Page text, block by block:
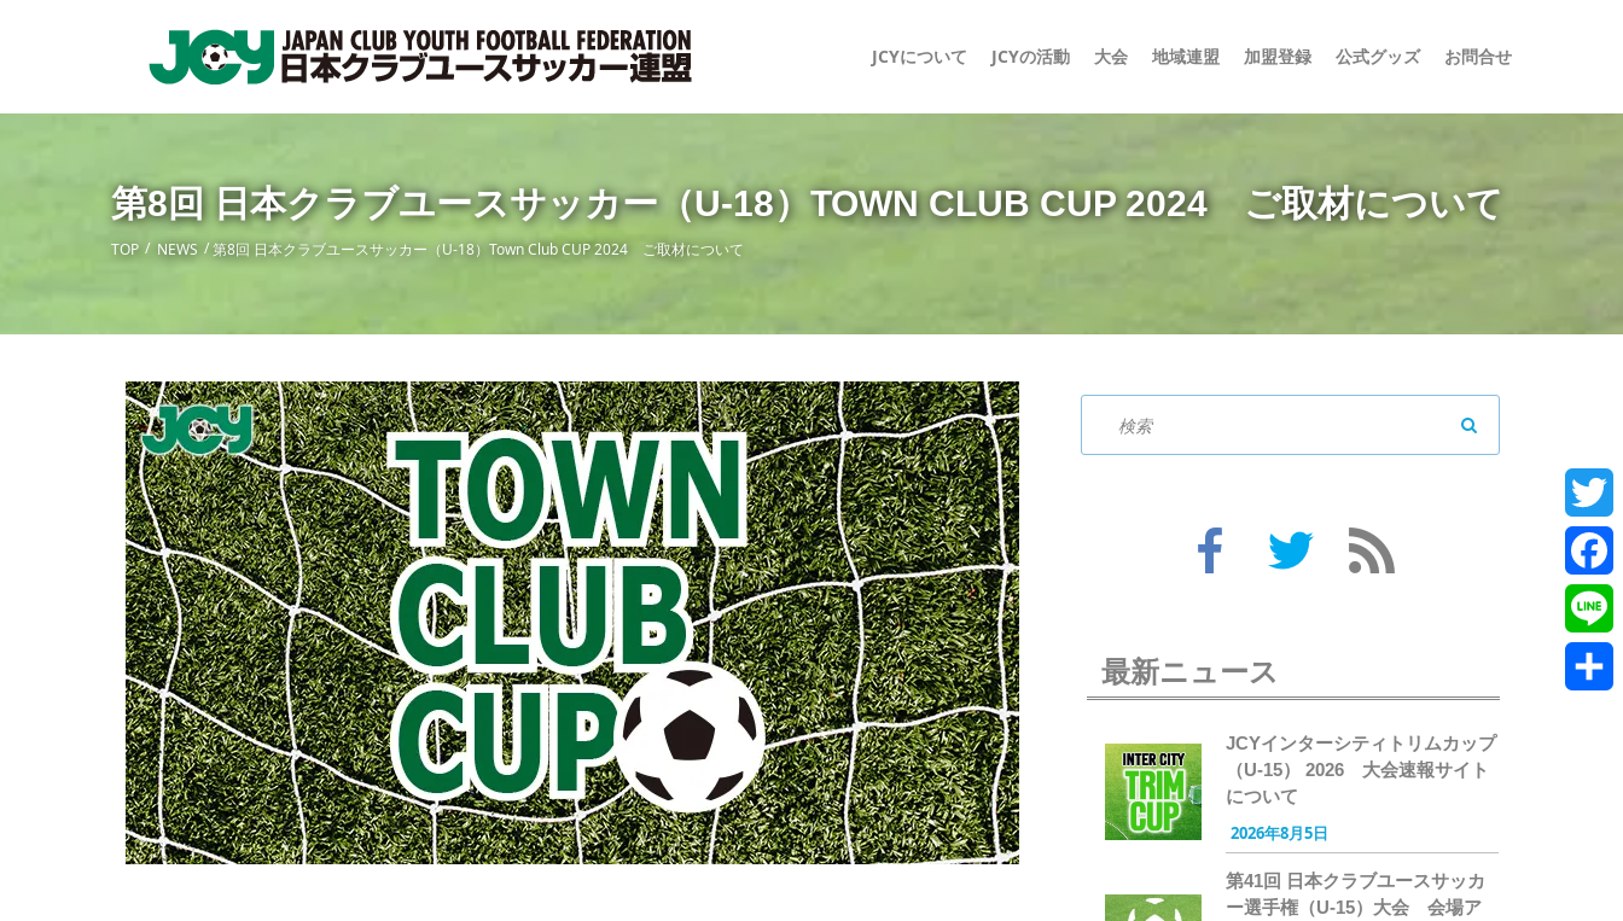
JCYについて JCYの活動 大会 地域連盟 加盟登録 公式グッズ お問合せ
第8回 日本クラブユースサッカー（U-18）TOWN CLUB CUP 2024 ご取材について
TOP NEWS 第8回 日本クラブユースサッカー（U-18）Town Club CUP 2024 ご取材について
最新ニュース
JCYインターシティトリムカップ
（U-15） 2026 大会速報サイト
について
2026年8月5日
第41回 日本クラブユースサッカ
ー選手権（U-15）大会 会場ア
Line